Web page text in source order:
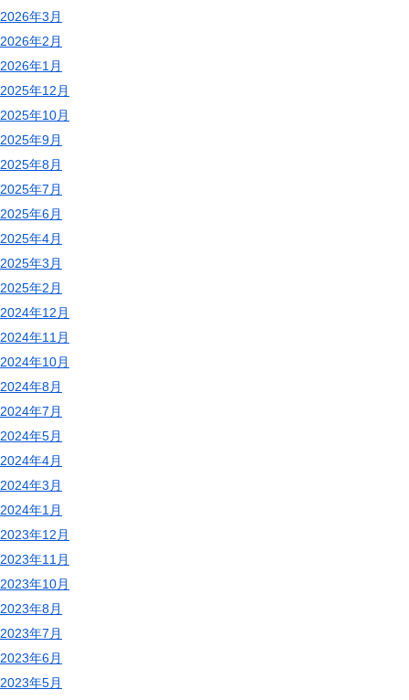
2026年3月
2026年2月
2026年1月
2025年12月
2025年10月
2025年9月
2025年8月
2025年7月
2025年6月
2025年4月
2025年3月
2025年2月
2024年12月
2024年11月
2024年10月
2024年8月
2024年7月
2024年5月
2024年4月
2024年3月
2024年1月
2023年12月
2023年11月
2023年10月
2023年8月
2023年7月
2023年6月
2023年5月